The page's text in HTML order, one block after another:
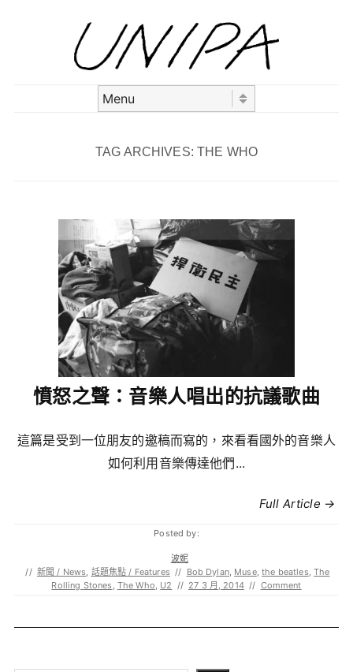
TAG ARCHIVES:THE WHO
憤怒之聲：音樂人唱出的抗議歌曲
這篇是受到一位朋友的邀稿而寫的，來看看國外的音樂人
如何利用音樂傳達他們...
Full Article →
Posted by:
波妮
// 新聞 / News, 話題焦點 / Features // Bob Dylan, Muse,the beatles,The
Rolling Stones , The Who, U2 // 27 3 月, 2014 // Comment